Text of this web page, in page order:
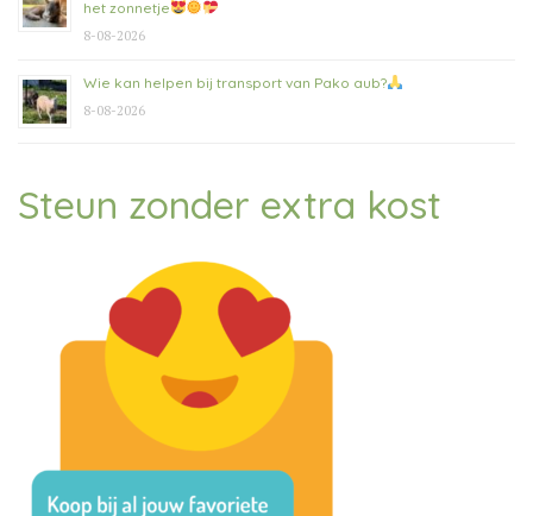
het zonnetje
8-08-2026
Wie kan helpen bij transport van Pako aub?
8-08-2026
Steun zonder extra kost